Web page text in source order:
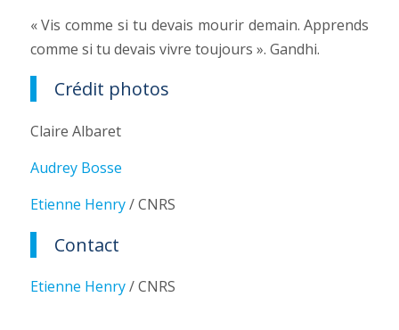
« Vis comme si tu devais mourir demain. Apprends
comme si tu devais vivre toujours ». Gandhi.
Crédit photos
Claire Albaret
Audrey Bosse
Etienne Henry/ CNRS
Contact
Etienne Henry/ CNRS